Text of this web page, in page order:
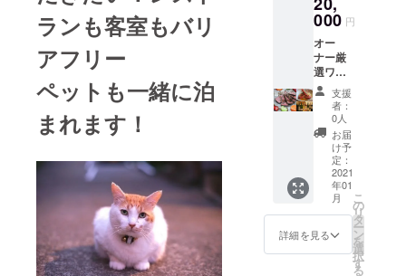
ランも客室もバリ
アフリー
ペットも一緒に泊
まれます！
です。
必ず備
考欄に
掲載す
るお名
前をご
記入く
ださ
い。 掲
載が不
要の場
合はそ
の旨ご
記入く
ださ
い。
円分を
お送り
しま
す。 有
効期限
2021年
7月末。
000 円
オー
ナー厳
選ワイ
ン付
き
シェフ
お任せ
スペ
シャル
ディ
ナープ
ラン
（２名
様分）
オード
ブル、
支援
者：
0人
お届
け予
定：
2021
年01
月
詳細を見る
こ
の
リ
タ
ー
ン
を
選
択
す
る